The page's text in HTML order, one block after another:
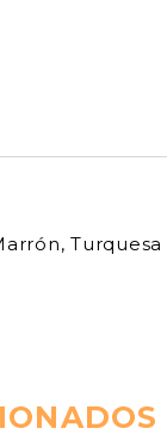
Turquesa